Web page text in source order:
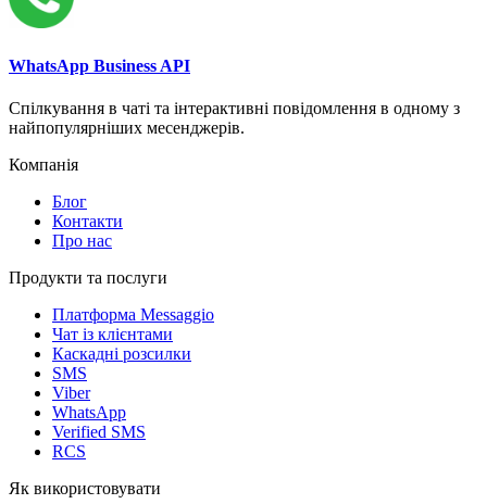
WhatsApp Business API
Спілкування в чаті та інтерактивні повідомлення в одному з
найпопулярніших месенджерів.
Компанія
Блог
Контакти
Про нас
Продукти та послуги
Платформа Messaggio
Чат із клієнтами
Каскадні розсилки
SMS
Viber
WhatsApp
Verified SMS
RCS
Як використовувати